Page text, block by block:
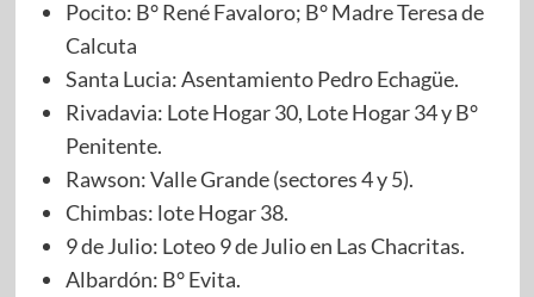
Pocito: B° René Favaloro; B° Madre Teresa de
Calcuta
Santa Lucia: Asentamiento Pedro Echagüe.
Rivadavia: Lote Hogar 30, Lote Hogar 34 y B°
Penitente.
Rawson: Valle Grande (sectores 4 y 5).
Chimbas: lote Hogar 38.
9 de Julio: Loteo 9 de Julio en Las Chacritas.
Albardón: B° Evita.